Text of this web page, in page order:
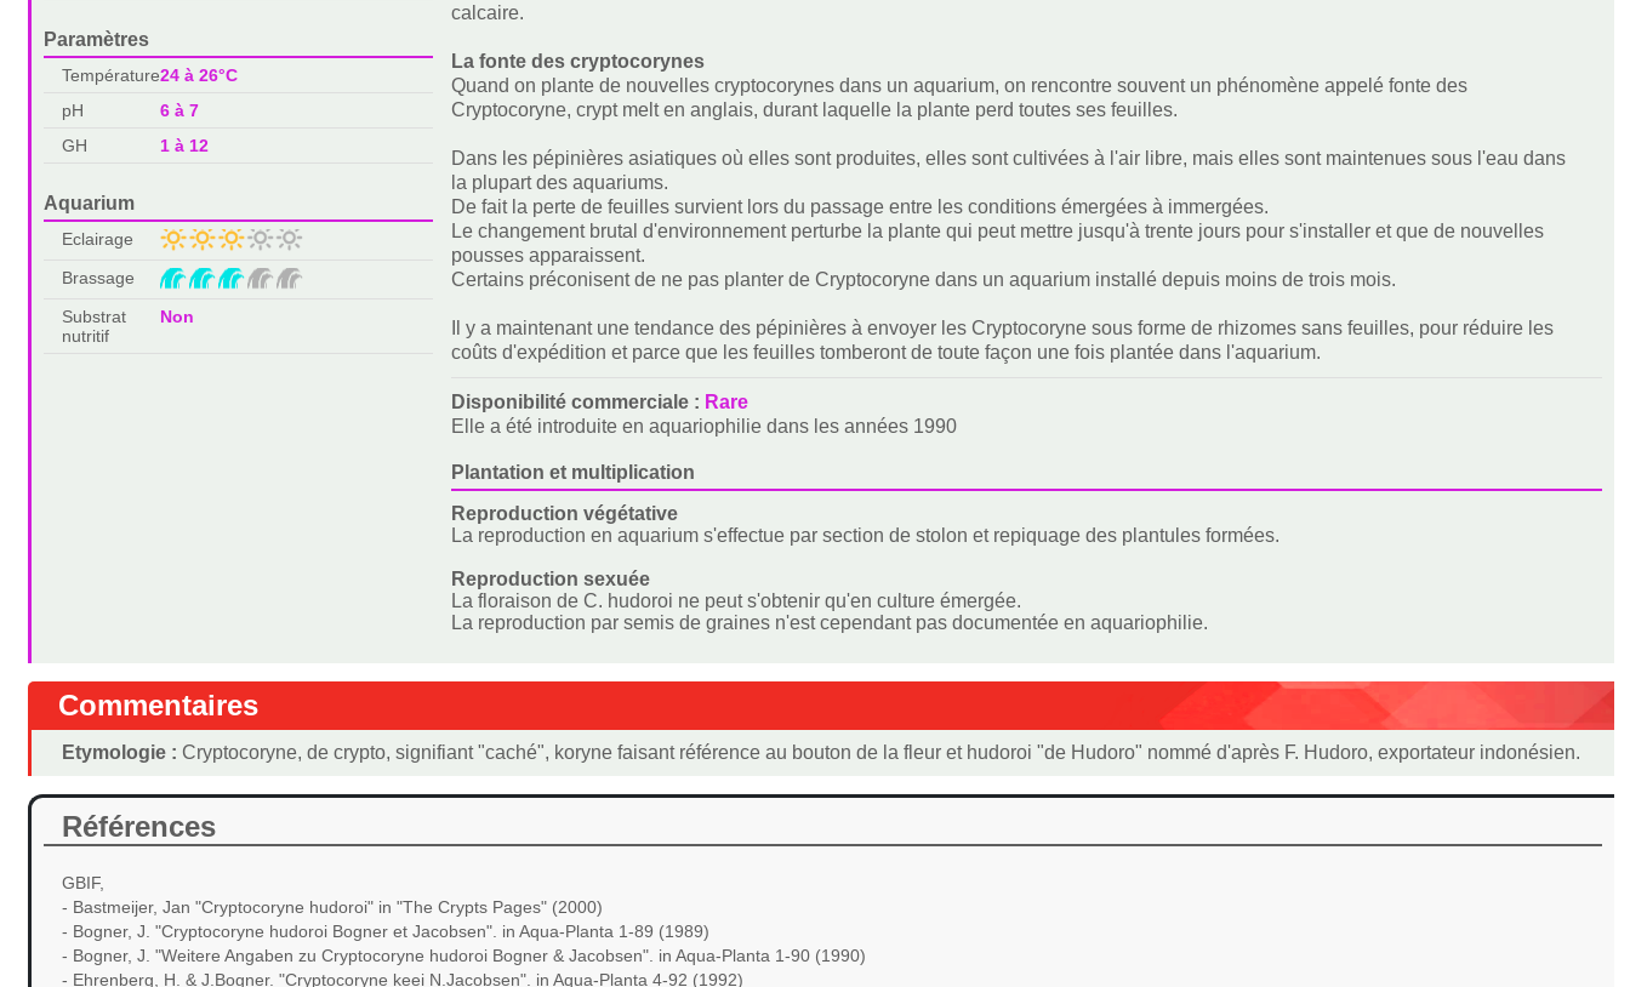
Paramètres
Température24 à 26°C
pH
6 à 7
GH
1 à 12
Aquarium
Eclairage
Brassage
Substrat
nutritif
Non
calcaire.
La fonte des cryptocorynes
Quand on plante de nouvelles cryptocorynes dans un aquarium, on rencontre souvent un phénomène appelé fonte des
Cryptocoryne, crypt melt en anglais, durant laquelle la plante perd toutes ses feuilles.
Dans les pépinières asiatiques où elles sont produites, elles sont cultivées à l'air libre, mais elles sont maintenues sous l'eau dans
la plupart des aquariums.
De fait la perte de feuilles survient lors du passage entre les conditions émergées à immergées.
Le changement brutal d'environnement perturbe la plante qui peut mettre jusqu'à trente jours pour s'installer et que de nouvelles
pousses apparaissent.
Certains préconisent de ne pas planter de Cryptocoryne dans un aquarium installé depuis moins de trois mois.
Il y a maintenant une tendance des pépinières à envoyer les Cryptocoryne sous forme de rhizomes sans feuilles, pour réduire les
coûts d'expédition et parce que les feuilles tomberont de toute façon une fois plantée dans l'aquarium.
Disponibilité commerciale : Rare
Elle a été introduite en aquariophilie dans les années 1990
Plantation et multiplication
Reproduction végétative
La reproduction en aquarium s'effectue par section de stolon et repiquage des plantules formées.
Reproduction sexuée
La floraison de C. hudoroi ne peut s'obtenir qu'en culture émergée.
La reproduction par semis de graines n'est cependant pas documentée en aquariophilie.
Commentaires
Etymologie : Cryptocoryne, de crypto, signifiant "caché", koryne faisant référence au bouton de la fleur et hudoroi "de Hudoro" nommé d'après F. Hudoro, exportateur indonésien.
Références
GBIF,
- Bastmeijer, Jan "Cryptocoryne hudoroi" in "The Crypts Pages" (2000)
- Bogner, J. "Cryptocoryne hudoroi Bogner et Jacobsen". in Aqua-Planta 1-89 (1989)
- Bogner, J. "Weitere Angaben zu Cryptocoryne hudoroi Bogner & Jacobsen". in Aqua-Planta 1-90 (1990)
- Ehrenberg, H. & J.Bogner. "Cryptocoryne keei N.Jacobsen". in Aqua-Planta 4-92 (1992)